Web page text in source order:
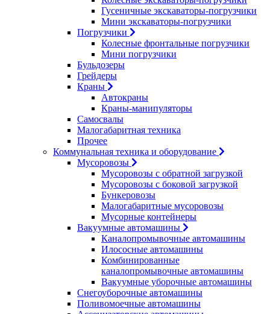
Гусеничные экскаваторы-погрузчики
Мини экскаваторы-погрузчики
Погрузчики
Колесные фронтальные погрузчики
Мини погрузчики
Бульдозеры
Грейдеры
Краны
Автокраны
Краны-манипуляторы
Самосвалы
Малогабаритная техника
Прочее
Коммунальная техника и оборудование
Мусоровозы
Мусоровозы с обратной загрузкой
Мусоровозы с боковой загрузкой
Бункеровозы
Малогабаритные мусоровозы
Мусорные контейнеры
Вакуумные автомашины
Каналопромывочные автомашины
Илососные автомашины
Комбинированные
каналопромывочные автомашины
Вакуумные уборочные автомашины
Снегоуборочные автомашины
Поливомоечные автомашины